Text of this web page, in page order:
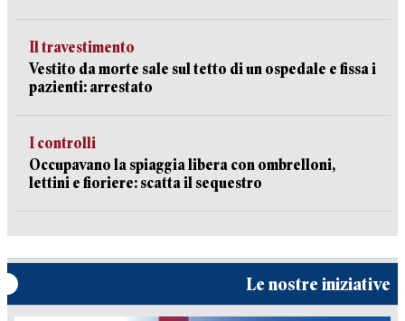
Il travestimento
Vestito da morte sale sul tetto di un ospedale e fissa i
pazienti: arrestato
I controlli
Occupavano la spiaggia libera con ombrelloni,
lettini e fioriere: scatta il sequestro
Le nostre iniziative